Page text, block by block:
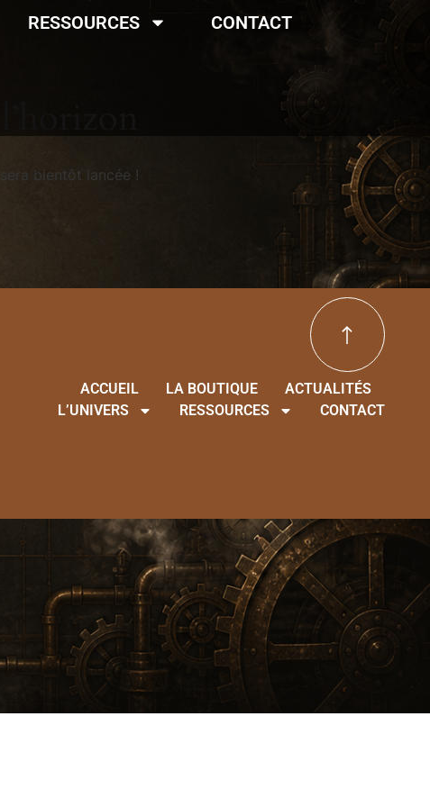
RESSOURCES CONTACT
bientôt lancée !
ACCUEIL LA BOUTIQUE
ACTUALITÉS
L’UNIVERS
RESSOURCES CONTACT